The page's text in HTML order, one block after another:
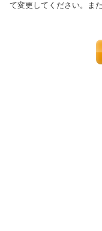
て変更してください。ま